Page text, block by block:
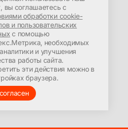
персональных данных
Создание сайта –
вы соглашаетесь с
обработки cookie-
и пользовательских
с помощью
необходимых
и улучшения
работы сайта.
эти действия можно в
браузера.